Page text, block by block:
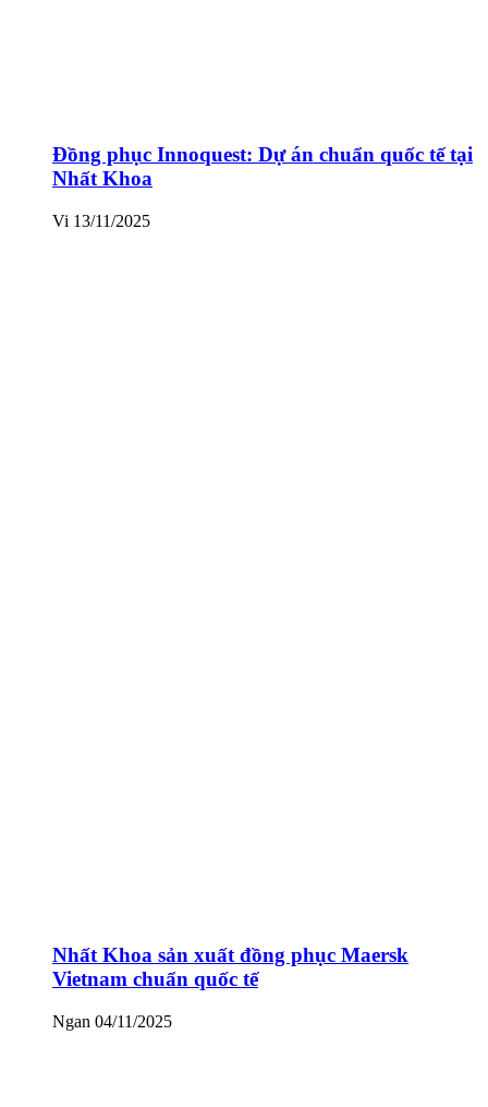
Đồng phục Innoquest: Dự án chuẩn quốc tế tại
Nhất Khoa
Vi 13/11/2025
Nhất Khoa sản xuất đồng phục Maersk
Vietnam chuẩn quốc tế
Ngan 04/11/2025